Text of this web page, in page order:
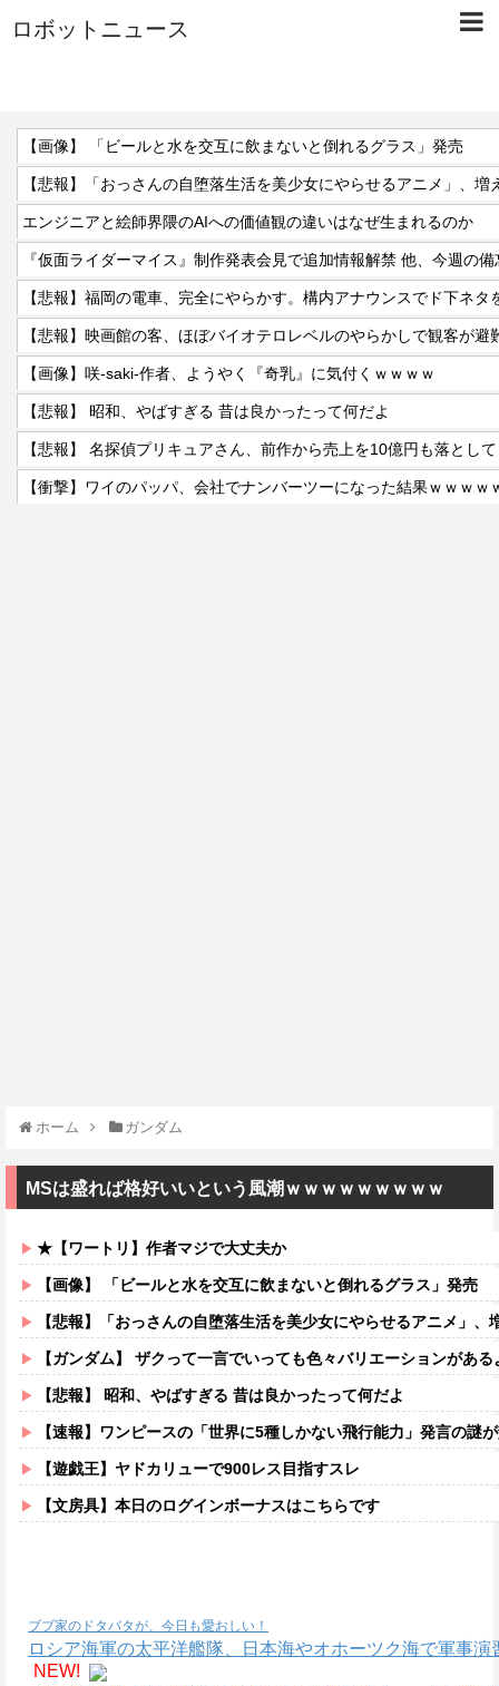
ロボットニュース
【画像】 「ビールと水を交互に飲まないと倒れるグラス」発売
エンジニアと絵師界隈のAIへの価値観の違いはなぜ生まれるのか
【悲報】福岡の電車、完全にやらかす。構内アナウンスでド下ネタ
【悲報】映画館の客、ほぼバイオテロレベルのやらかしで観客が避
【画像】咲-saki-作者、ようやく『奇乳』に気付くｗｗｗｗ
【悲報】 昭和、やばすぎる 昔は良かったって何だよ
【悲報】 名探偵プリキュアさん、前作から売上を10億円も落とし
【衝撃】ワイのパッパ、会社でナンバーツーになった結果ｗｗｗｗ
ホーム ガンダム
MSは盛れば格好いいという風潮ｗｗｗｗｗｗｗｗｗ
★【ワートリ】作者マジで大丈夫か
【画像】 「ビールと水を交互に飲まないと倒れるグラス」発売
【悲報】「おっさんの自堕落生活を美少女にやらせるアニメ」、増え
【ガンダム】 ザクって一言でいっても色々バリエーションがある
【悲報】 昭和、やばすぎる 昔は良かったって何だよ
【速報】ワンピースの「世界に5種しかない飛行能力」発言の謎
【遊戯王】ヤドカリューで900レス目指すスレ
【文房具】本日のログインボーナスはこちらです
ブブ家のドタバタが、今日も愛おしい！
ロシア海軍の太平洋艦隊、日本海やオホーツク海で軍事
NEW!